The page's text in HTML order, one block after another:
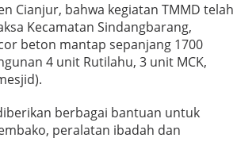
Cianjur, bahwa kegiatan TMMD telah
Kecamatan Sindangbarang,
beton mantap sepanjang 1700
4 unit Rutilahu, 3 unit MCK,
berbagai bantuan untuk
peralatan ibadah dan